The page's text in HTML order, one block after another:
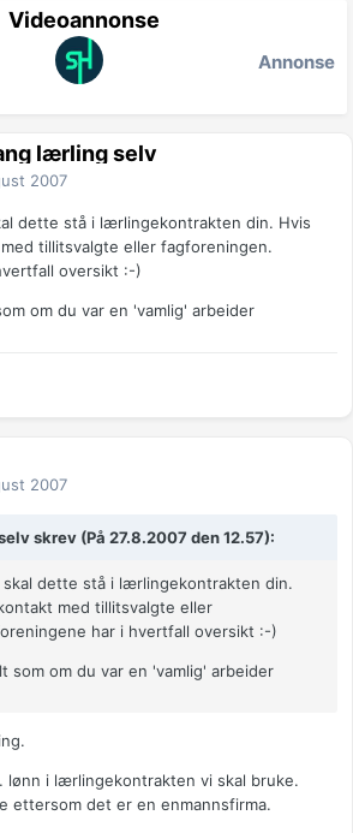
Videoannonse
Annonse
lærling selv
2007
dette stå i lærlingekontrakten din. Hvis
tillitsvalgte eller fagforeningen.
oversikt :-)
om du var en 'vamlig' arbeider
2007
skrev (På 27.8.2007 den 12.57):
skal dette stå i lærlingekontrakten din.
med tillitsvalgte eller
har i hvertfall oversikt :-)
som om du var en 'vamlig' arbeider
lønn i lærlingekontrakten vi skal bruke.
ettersom det er en enmannsfirma.